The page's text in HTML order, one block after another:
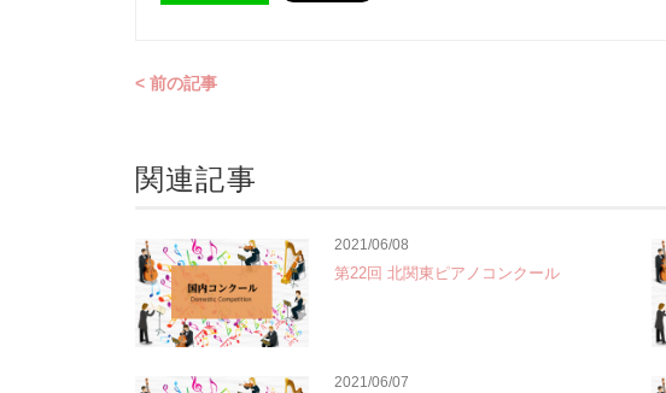
< 前の記事
関連記事
2021/06/08
第22回 北関東ピアノコンクール
2021/06/07